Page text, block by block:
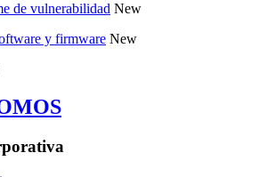
de vulnerabilidad New
y firmware New